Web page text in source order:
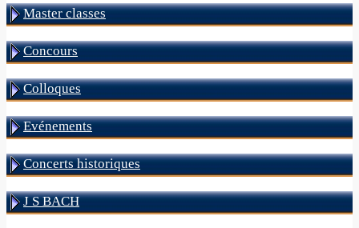
Master classes
Concours
Colloques
Evénements
Concerts historiques
J S BACH